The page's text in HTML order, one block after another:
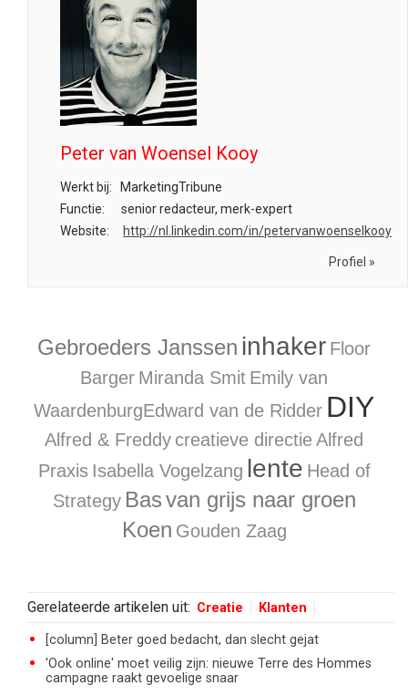
Peter van Woensel Kooy
Werkt bij:
MarketingTribune
Functie:
senior redacteur, merk-expert
Website:
http://nl.linkedin.com/in/petervanwoenselkooy
Profiel »
Gebroeders Janssen inhaker Floor
Barger Miranda Smit Emily van
Waardenburg​Edward van de Ridder DIY
Alfred & Freddy creatieve directieAlfred
Praxis Isabella Vogelzang lente Head of
Strategy Basvan grijs naar groen
Koen Gouden Zaag
Gerelateerde artikelen uit: Creatie Klanten
[column] Beter goed bedacht, dan slecht gejat
'Ook online' moet veilig zijn: nieuwe Terre des Hommes
campagne raakt gevoelige snaar